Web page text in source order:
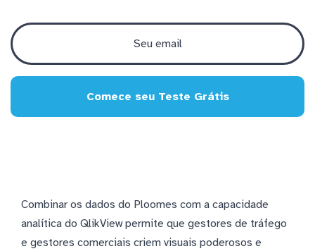
Comece seu Teste Grátis
Combinar os dados do Ploomes com a capacidade
analítica do QlikView permite que gestores de tráfego
e gestores comerciais criem visuais poderosos e